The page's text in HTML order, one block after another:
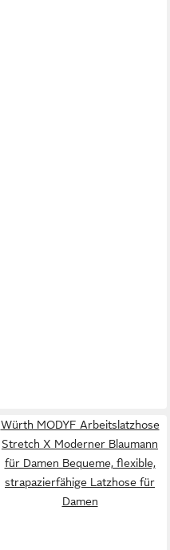
Würth MODYF Arbeitslatzhose
Stretch X Moderner Blaumann
für Damen Bequeme, flexible,
strapazierfähige Latzhose für
Damen